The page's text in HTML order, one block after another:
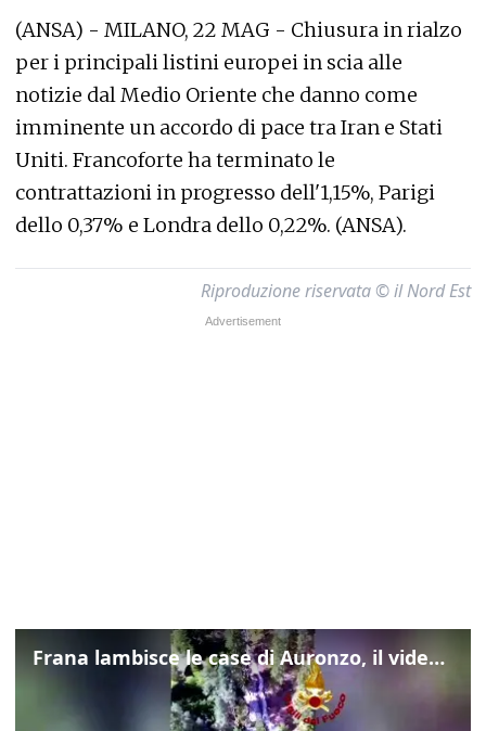
(ANSA) - MILANO, 22 MAG - Chiusura in rialzo
per i principali listini europei in scia alle
notizie dal Medio Oriente che danno come
imminente un accordo di pace tra Iran e Stati
Uniti. Francoforte ha terminato le
contrattazioni in progresso dell'1,15%, Parigi
dello 0,37% e Londra dello 0,22%. (ANSA).
Riproduzione riservata © il Nord Est
Frana lambisce le case di Auronzo, il video dall'elicottero dei vigili del fuoco